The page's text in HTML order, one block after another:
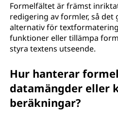
Formelfältet är främst
redigering av formler, så det
alternativ för
funktioner eller tillämpa
styra textens utseende.
Hur hanterar
datamängder eller
beräkningar?